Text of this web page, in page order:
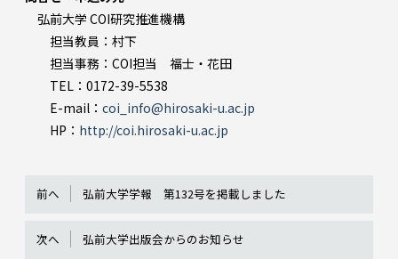
弘前大学 COI研究推進機構
担当教員：村下
担当事務：COI担当 福士・花田
TEL：0172-39-5538
E-mail： coi_info@hirosaki-u.ac.jp
HP： http://coi.hirosaki-u.ac.jp
前へ 弘前大学学報 第132号を掲載しました
次へ 弘前大学出版会からのお知らせ